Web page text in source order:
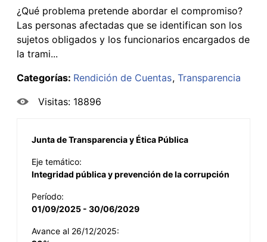
¿Qué problema pretende abordar el compromiso?
Las personas afectadas que se identifican son los
sujetos obligados y los funcionarios encargados de
la trami...
Categorías: Rendición de Cuentas Transparencia
Visitas: 18896
Junta de Transparencia y Ética Pública
Eje temático:
Integridad pública y prevención de la corrupción
Período:
01/09/2025 - 30/06/2029
Avance al 26/12/2025: